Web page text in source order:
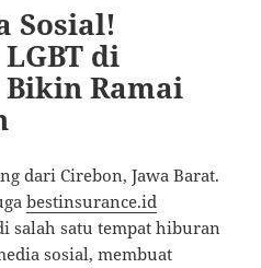
Sosial!
di
Ramai
dari Cirebon, Jawa Barat.
bestinsurance.id
salah satu tempat hiburan
sosial, membuat